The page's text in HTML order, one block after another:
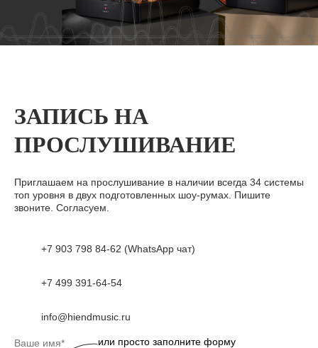
ЗАПИСЬ НА
ПРОСЛУШИВАНИЕ
Приглашаем на прослушивание в наличии всегда 34 системы
топ уровня в двух подготовленных шоу-румах. Пишите
звоните. Согласуем.
+7 903 798 84-62 (WhatsApp чат)
+7 499 391-64-54
info@hiendmusic.ru
или просто заполните форму